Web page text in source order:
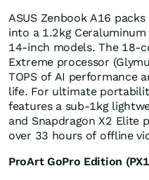
ASUS Zenbook A16
into a 1.2kg
14-inch models. The 18-
Extreme processor
TOPS of AI performance
life. For ultimate
features a sub-1kg
and Snapdragon X2 Elite
over 33 hours of offline
ProArt GoPro Edition